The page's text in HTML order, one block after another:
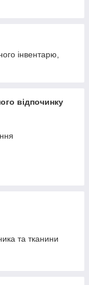
інвентарю,
відпочинку
та тканини